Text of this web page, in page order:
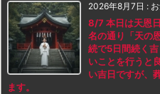
2026年8月7日 :
8/7 本日は天恩
名の通り「天の
続で5日間続く
いことを行うと
い吉日ですが、
ます。